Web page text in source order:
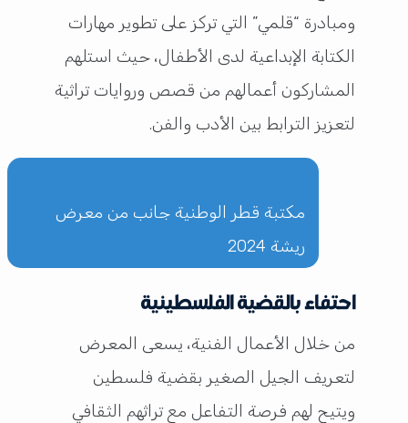
ومبادرة “قلمي” التي تركز على تطوير مهارات
الكتابة الإبداعية لدى الأطفال، حيث استلهم
المشاركون أعمالهم من قصص وروايات تراثية
لتعزيز الترابط بين الأدب والفن.
مكتبة قطر الوطنية جانب من معرض
ريشة 2024
احتفاء بالقضية الفلسطينية
من خلال الأعمال الفنية، يسعى المعرض
لتعريف الجيل الصغير بقضية فلسطين
ويتيح لهم فرصة التفاعل مع تراثهم الثقافي